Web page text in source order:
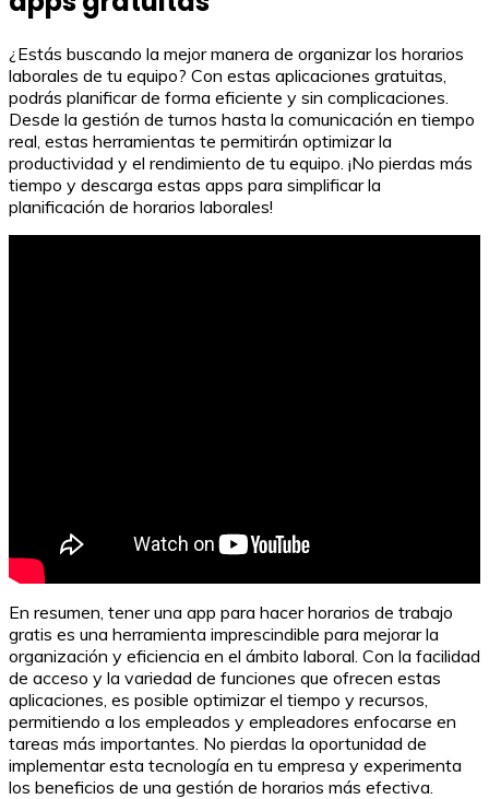
¿Estás buscando la mejor manera de organizar los horarios
laborales de tu equipo? Con estas aplicaciones gratuitas,
podrás planificar de forma eficiente y sin complicaciones.
Desde la gestión de turnos hasta la comunicación en tiempo
real, estas herramientas te permitirán optimizar la
productividad y el rendimiento de tu equipo. ¡No pierdas más
tiempo y descarga estas apps para simplificar la
planificación de horarios laborales!
En resumen, tener una app para hacer horarios de trabajo
gratis es una herramienta imprescindible para mejorar la
organización y eficiencia en el ámbito laboral. Con la facilidad
de acceso y la variedad de funciones que ofrecen estas
aplicaciones, es posible optimizar el tiempo y recursos,
permitiendo a los empleados y empleadores enfocarse en
tareas más importantes. No pierdas la oportunidad de
implementar esta tecnología en tu empresa y experimenta
los beneficios de una gestión de horarios más efectiva.